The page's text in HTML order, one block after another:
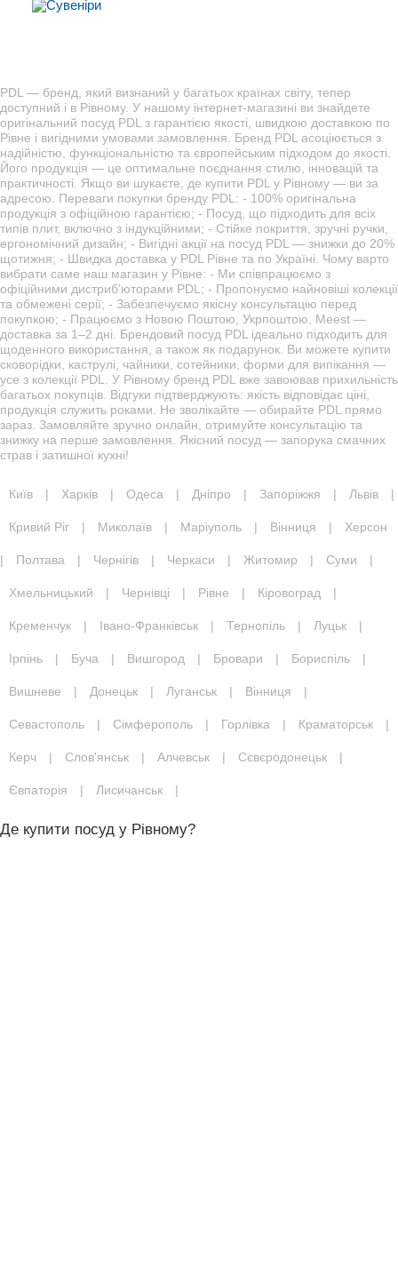
PDL — бренд, який визнаний у багатьох країнах світу, тепер
доступний і в Рівному. У нашому інтернет-магазині ви знайдете
оригінальний посуд PDL з гарантією якості, швидкою доставкою по
Рівне і вигідними умовами замовлення. Бренд PDL асоціюється з
надійністю, функціональністю та європейським підходом до якості.
Його продукція — це оптимальне поєднання стилю, інновацій та
практичності. Якщо ви шукаєте, де купити PDL у Рівному — ви за
адресою. Переваги покупки бренду PDL: - 100% оригінальна
продукція з офіційною гарантією; - Посуд, що підходить для всіх
типів плит, включно з індукційними; - Стійке покриття, зручні ручки,
ергономічний дизайн; - Вигідні акції на посуд PDL — знижки до 20%
щотижня; - Швидка доставка у PDL Рівне та по Україні. Чому варто
вибрати саме наш магазин у Рівне: - Ми співпрацюємо з
офіційними дистриб’юторами PDL; - Пропонуємо найновіші колекції
та обмежені серії; - Забезпечуємо якісну консультацію перед
покупкою; - Працюємо з Новою Поштою, Укрпоштою, Meest —
доставка за 1–2 дні. Брендовий посуд PDL ідеально підходить для
щоденного використання, а також як подарунок. Ви можете купити
сковорідки, каструлі, чайники, сотейники, форми для випікання —
усе з колекції PDL. У Рівному бренд PDL вже завоював прихильність
багатьох покупців. Відгуки підтверджують: якість відповідає ціні,
продукція служить роками. Не зволікайте — обирайте PDL прямо
зараз. Замовляйте зручно онлайн, отримуйте консультацію та
знижку на перше замовлення. Якісний посуд — запорука смачних
страв і затишної кухні!
Київ | Харків | Одеса | Дніпро | Запоріжжя | Львів |
Кривий Ріг | Миколаїв | Маріуполь | Вінниця | Херсон
| Полтава | Чернігів | Черкаси | Житомир | Суми |
Хмельницький | Чернівці | Рівне | Кіровоград |
Кременчук | Івано-Франківськ | Тернопіль | Луцьк |
Ірпінь | Буча | Вишгород | Бровари | Бориспіль |
Вишневе | Донецьк | Луганськ | Вінниця |
Севастополь | Сімферополь | Горлівка | Краматорськ |
Керч | Слов'янськ | Алчевськ | Сєвєродонецьк |
Євпаторія | Лисичанськ |
Де купити посуд у Рівному?